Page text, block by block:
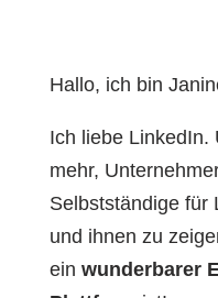
Hallo, ich bin
Ich liebe LinkedIn.
mehr,
Selbstständige für
und ihnen zu
ein wunderbarer